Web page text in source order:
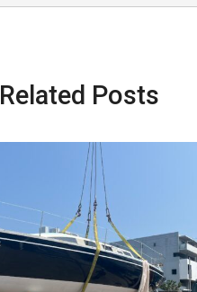
Related Posts